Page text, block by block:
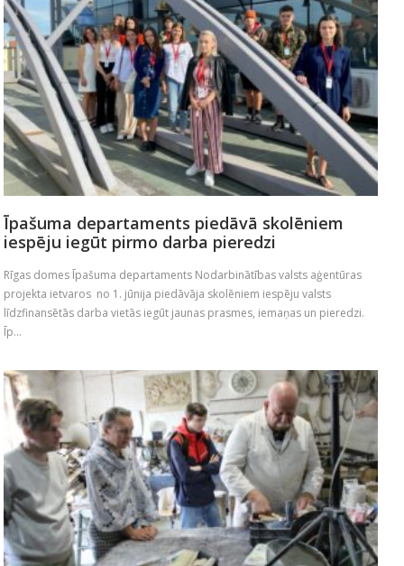
Īpašuma departaments piedāvā skolēniem
iespēju iegūt pirmo darba pieredzi
Rīgas domes Īpašuma departaments Nodarbinātības valsts aģentūras
projekta ietvaros no 1. jūnija piedāvāja skolēniem iespēju valsts
līdzfinansētās darba vietās iegūt jaunas prasmes, iemaņas un pieredzi.
Īp...